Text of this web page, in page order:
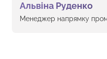
Альвіна Руденко
Менеджер напрямку